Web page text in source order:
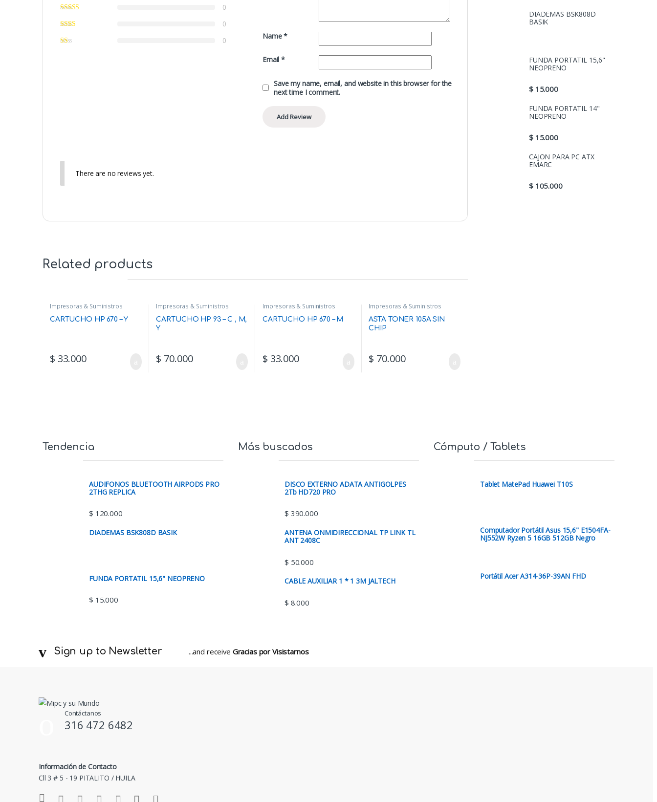
0
0
0
Name*
Email*
Save my name, email, and website in this browser for the
next time I comment.
There are no reviews yet.
Related products
Impresoras & Suministros
CARTUCHO HP 670 – Y
$ 33.000
Impresoras & Suministros
CARTUCHO HP 93 – C , M,
Y
$ 70.000
Impresoras & Suministros
CARTUCHO HP 670 – M
$ 33.000
Impresoras & Suministros
ASTA TONER 105A SIN
CHIP
$ 70.000
DIADEMAS BSK808D
BASIK
FUNDA PORTATIL 15,6"
NEOPRENO
$15.000
FUNDA PORTATIL 14"
NEOPRENO
$15.000
CAJON PARA PC ATX
EMARC
$105.000
Tendencia
AUDIFONOS BLUETOOTH AIRPODS PRO
2THG REPLICA
$ 120.000
DIADEMAS BSK808D BASIK
FUNDA PORTATIL 15,6" NEOPRENO
$ 15.000
Más buscados
DISCO EXTERNO ADATA ANTIGOLPES
2Tb HD720 PRO
$ 390.000
ANTENA ONMIDIRECCIONAL TP LINK TL
ANT 2408C
$ 50.000
CABLE AUXILIAR 1 * 1 3M JALTECH
$ 8.000
Cómputo / Tablets
Tablet MatePad Huawei T10S
Computador Portátil Asus 15,6" E1504FA-
NJ552W Ryzen 5 16GB 512GB Negro
Portátil Acer A314-36P-39AN FHD
Sign up to Newsletter ...and receive Gracias por Visistarnos
Contáctanos
316 472 6482
Información de Contacto
Cll 3 # 5 - 19 PITALITO / HUILA